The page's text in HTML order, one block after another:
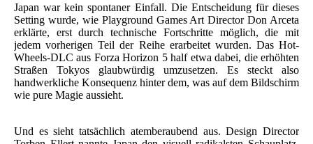
Japan war kein spontaner Einfall. Die Entscheidung für dieses
Setting wurde, wie Playground Games Art Director Don Arceta
erklärte, erst durch technische Fortschritte möglich, die mit
jedem vorherigen Teil der Reihe erarbeitet wurden. Das Hot-
Wheels-DLC aus Forza Horizon 5 half etwa dabei, die erhöhten
Straßen Tokyos glaubwürdig umzusetzen. Es steckt also
handwerkliche Konsequenz hinter dem, was auf dem Bildschirm
wie pure Magie aussieht.
Und es sieht tatsächlich atemberaubend aus. Design Director